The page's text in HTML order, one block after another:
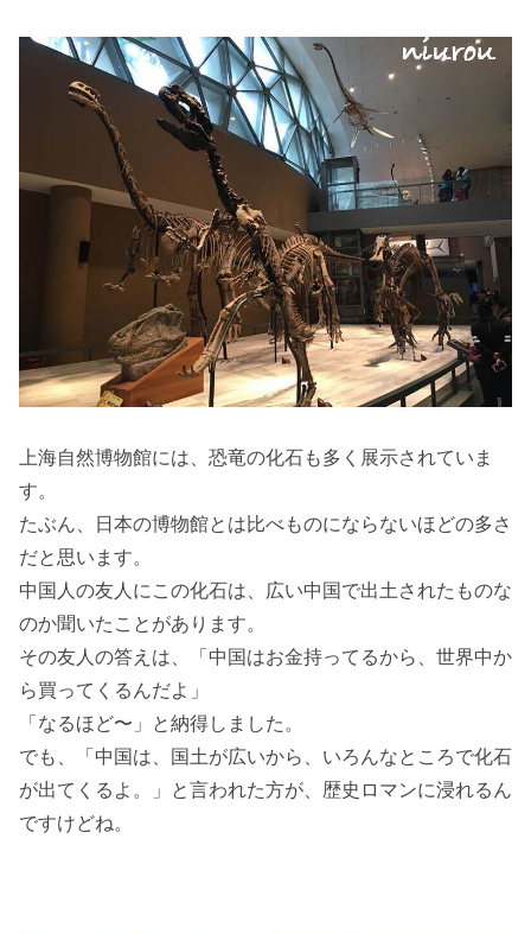
上海自然博物館には、恐竜の化石も多く展示されていま
す。
たぶん、日本の博物館とは比べものにならないほどの多さ
だと思います。
中国人の友人にこの化石は、広い中国で出土されたものな
のか聞いたことがあります。
その友人の答えは、「中国はお金持ってるから、世界中か
ら買ってくるんだよ」
「なるほど〜」と納得しました。
でも、「中国は、国土が広いから、いろんなところで化石
が出てくるよ。」と言われた方が、歴史ロマンに浸れるん
ですけどね。